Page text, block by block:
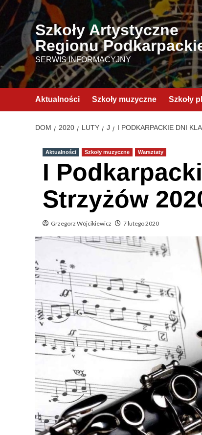
Przejdź
treści
Szkoły Artystyczne
Regionu
SERWIS INFORMACYJNY
Aktualności Szkoły muzyczne Szkoły
DOM 2020 LUTY J I PODKARPACKIE DNI
Aktualności Szkoły muzyczne Warsztaty
I
Strzyżów
Grzegorz Wójcikiewicz 7 lutego 2020